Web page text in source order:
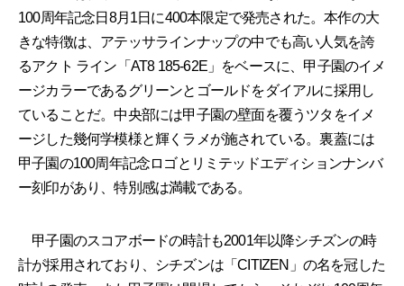
100周年記念日8月1日に400本限定で発売された。本作の大
きな特徴は、アテッサラインナップの中でも高い人気を誇
るアクト ライン「AT8 185-62E」をベースに、甲子園のイメ
ージカラーであるグリーンとゴールドをダイアルに採用し
ていることだ。中央部には甲子園の壁面を覆うツタをイメ
ージした幾何学模様と輝くラメが施されている。裏蓋には
甲子園の100周年記念ロゴとリミテッドエディションナンバ
ー刻印があり、特別感は満載である。
甲子園のスコアボードの時計も2001年以降シチズンの時
計が採用されており、シチズンは「CITIZEN」の名を冠した